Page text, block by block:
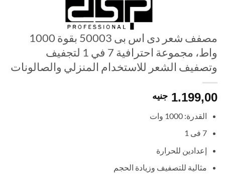
مصفف شعر دى اس بى 50003 بقوة 1000
واط، مجموعة احترافية 7 في 1 لتجفيف
وتصفيف الشعر للاستخدام المنزلي والصالونات
1.199,00 جنيه
القدرة: 1000 وات
7 فى 1
إعدادين للحرارة
مثالية للتصفيف وزيادة الحجم